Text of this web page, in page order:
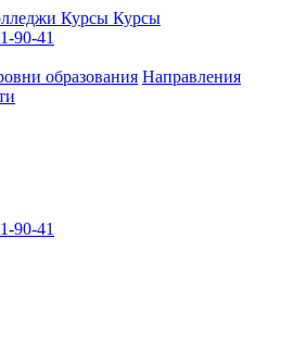
Курсы Курсы
90-41
образования Направления
90-41